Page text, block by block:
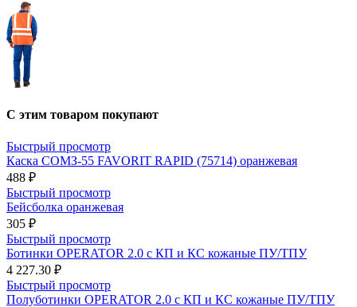
С этим товаром покупают
Быстрый просмотр
Каска СОМЗ-55 FAVORIT RAPID (75714) оранжевая
488 ₽
Быстрый просмотр
Бейсболка оранжевая
305 ₽
Быстрый просмотр
Ботинки OPERATOR 2.0 с КП и КС кожаные ПУ/ТПУ
4 227.30 ₽
Быстрый просмотр
Полуботинки OPERATOR 2.0 с КП и КС кожаные ПУ/ТПУ